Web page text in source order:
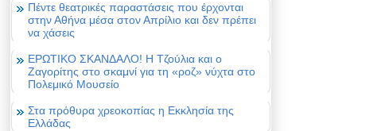
Πέντε θεατρικές παραστάσεις που έρχονται
στην Αθήνα μέσα στον Απρίλιο και δεν πρέπει
να χάσεις
ΕΡΩΤΙΚΟ ΣΚΑΝΔΑΛΟ! Η Τζούλια και ο
Ζαγορίτης στο σκαμνί για τη «ροζ» νύχτα στο
Πολεμικό Μουσείο
Στα πρόθυρα χρεοκοπίας η Εκκλησία της
Ελλάδας